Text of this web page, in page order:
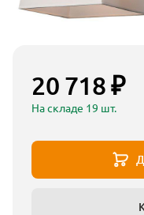
20 718 ₽
На складе 19 шт.